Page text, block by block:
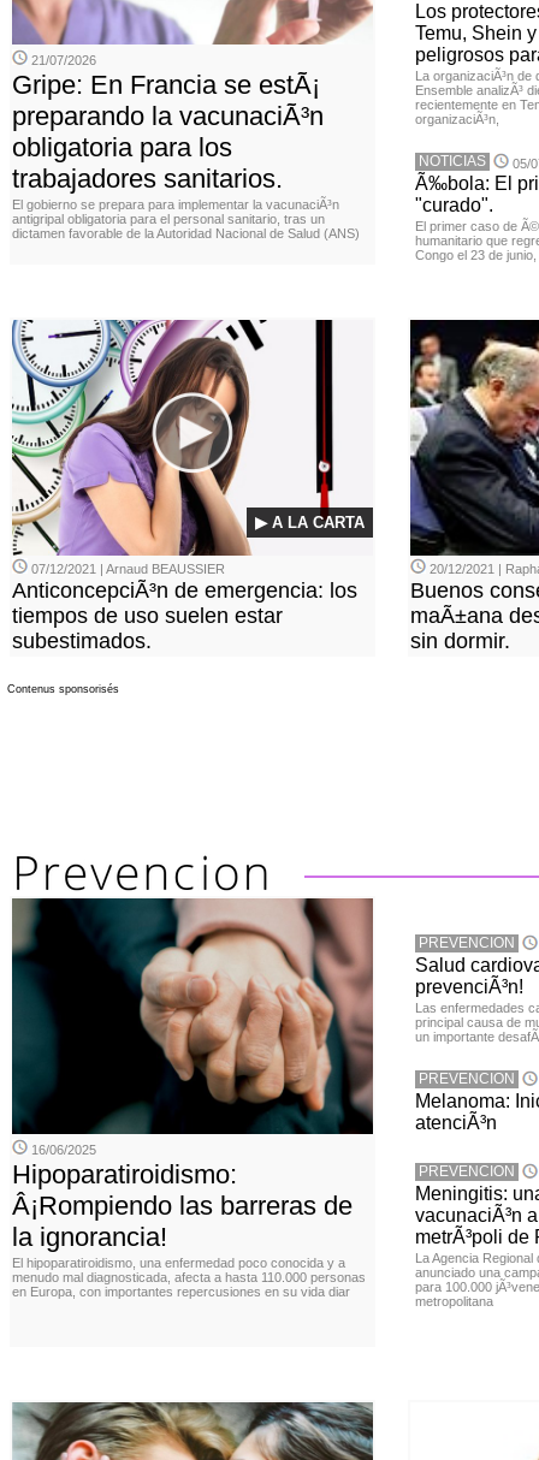
21/07/2026
Gripe: En Francia se estÃ¡
preparando la vacunaciÃ³n
obligatoria para los
trabajadores sanitarios.
El gobierno se prepara para implementar la vacunaciÃ³n
antigripal obligatoria para el personal sanitario, tras un
dictamen favorable de la Autoridad Nacional de Salud (ANS)
Los
Temu, Shein
peligrosos
La organizaciÃ³n
Ensemble analizÃ³
recientemente en
organizaciÃ³n,
NOTICIAS 05/
Ã‰bola: El
"curado".
El primer caso de
humanitario que
Congo el 23 de
▶ A LA CARTA
07/12/2021 | Arnaud BEAUSSIER
AnticoncepciÃ³n de emergencia: los
tiempos de uso suelen estar
subestimados.
20/12/2021 |
Buenos
maÃ±ana
sin dormir.
Contenus sponsorisés
16/06/2025
Hipoparatiroidismo:
Â¡Rompiendo las barreras de
la ignorancia!
El hipoparatiroidismo, una enfermedad poco conocida y a
menudo mal diagnosticada, afecta a hasta 110.000 personas
en Europa, con importantes repercusiones en su vida diar
PREVENCION
Salud
prevenciÃ³n!
Las enfermedades
principal causa de
un importante
PREVENCION
Melanoma:
atenciÃ³n
PREVENCION
Meningitis:
vacunaciÃ³n
metrÃ³poli de
La Agencia
anunciado una
para 100.000
metropolitana